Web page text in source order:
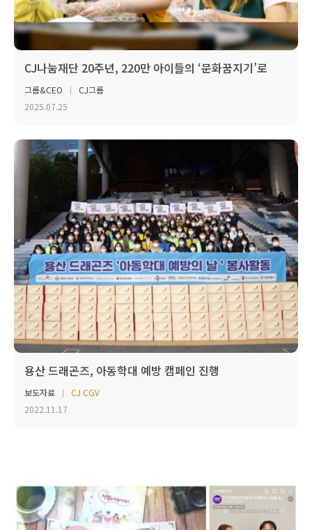
CJ나눔재단 20주년, 220만 아이들의 ‘문화꿈지기’로
그룹&CEO
CJ그룹
2025.07.25
용산 드래곤즈, 아동학대 예방 캠페인 진행
보도자료
CJ CGV
2022.11.17